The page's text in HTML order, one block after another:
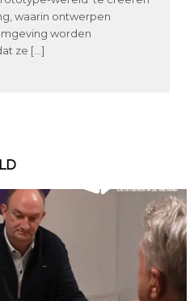
waarin ontwerpen
worden
ze […]